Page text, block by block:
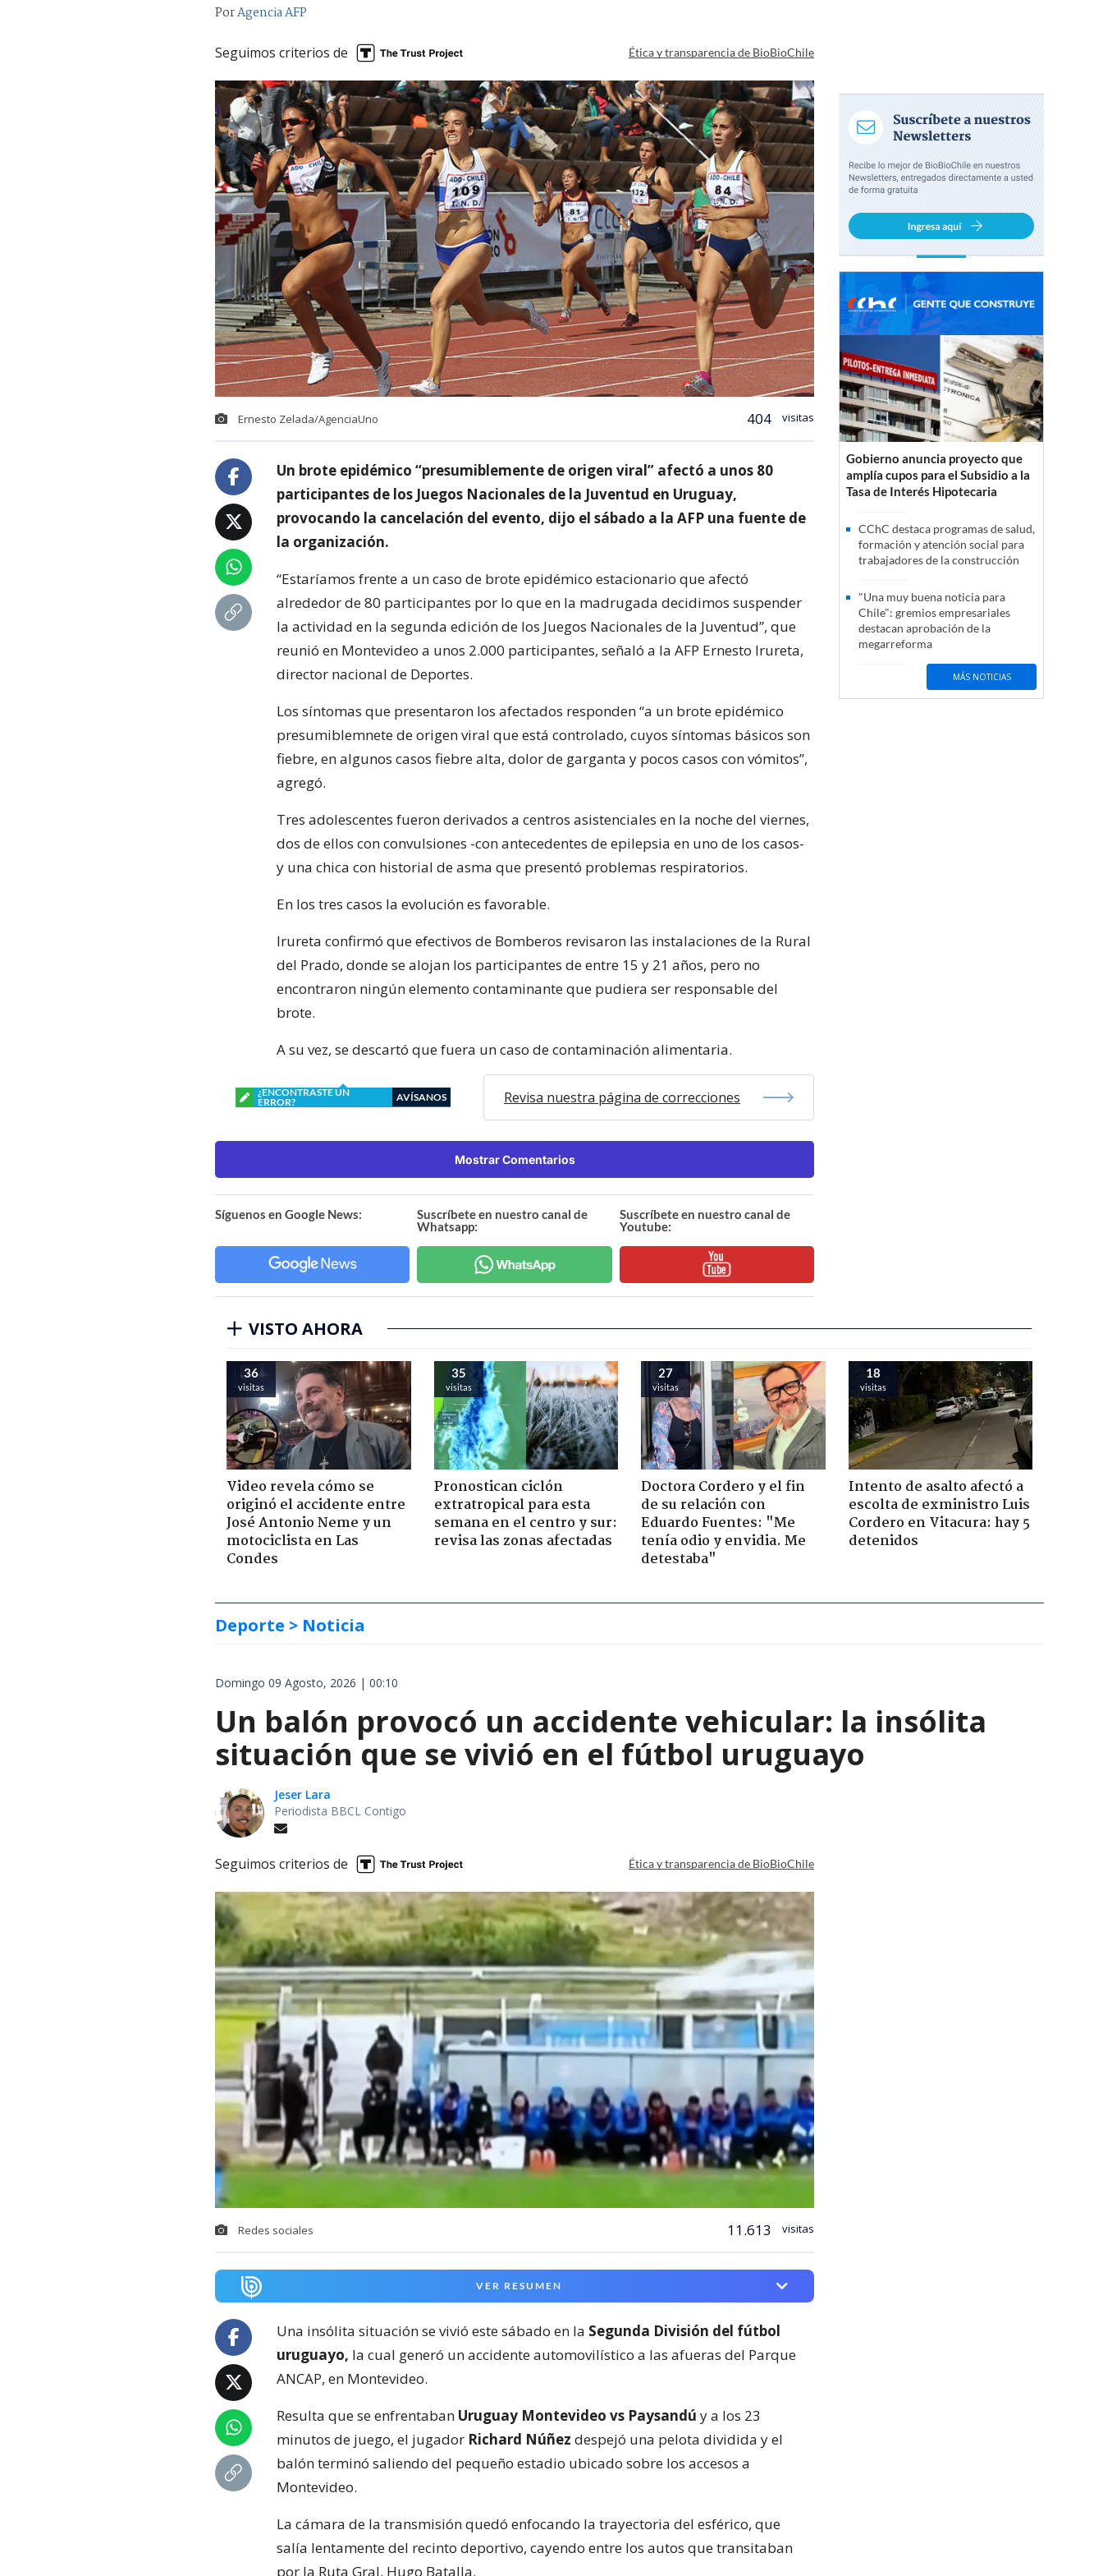
PorAgencia AFP
Seguimos criterios de Ética y transparencia de BioBioChile
Ernesto Zelada/AgenciaUno 404 visitas
Un brote epidémico “presumiblemente de origen viral” afectó a unos 80
participantes de los Juegos Nacionales de la Juventud en Uruguay,
provocando la cancelación del evento, dijo el sábado a la AFP una fuente de
la organización.
“Estaríamos frente a un caso de brote epidémico estacionario que afectó
alrededor de 80 participantes por lo que en la madrugada decidimos suspender
la actividad en la segunda edición de los Juegos Nacionales de la Juventud”, que
reunió en Montevideo a unos 2.000 participantes, señaló a la AFP Ernesto Irureta,
director nacional de Deportes.
Los síntomas que presentaron los afectados responden “a un brote epidémico
presumiblemnete de origen viral que está controlado, cuyos síntomas básicos son
fiebre, en algunos casos fiebre alta, dolor de garganta y pocos casos con vómitos”,
agregó.
Tres adolescentes fueron derivados a centros asistenciales en la noche del viernes,
dos de ellos con convulsiones -con antecedentes de epilepsia en uno de los casos-
y una chica con historial de asma que presentó problemas respiratorios.
En los tres casos la evolución es favorable.
Irureta confirmó que efectivos de Bomberos revisaron las instalaciones de la Rural
del Prado, donde se alojan los participantes de entre 15 y 21 años, pero no
encontraron ningún elemento contaminante que pudiera ser responsable del
brote.
A su vez, se descartó que fuera un caso de contaminación alimentaria.
¿ENCONTRASTE UN
ERROR?
AVÍSANOS Revisa nuestra página de correcciones
Mostrar Comentarios
Síguenos en Google News:
Suscríbete en nuestro canal de
Whatsapp:
Suscríbete en nuestro canal de
Youtube:
Gobierno anuncia proyecto que
amplía cupos para el Subsidio a la
Tasa de Interés Hipotecaria
CChC destaca programas de salud,
formación y atención social para
trabajadores de la construcción
"Una muy buena noticia para
Chile": gremios empresariales
destacan aprobación de la
megarreforma
MÁS NOTICIAS
VISTO AHORA
36
visitas
Video revela cómo se
originó el accidente entre
José Antonio Neme y un
motociclista en Las
Condes
35
visitas
Pronostican ciclón
extratropical para esta
semana en el centro y sur:
revisa las zonas afectadas
27
visitas
Doctora Cordero y el fin
de su relación con
Eduardo Fuentes: "Me
tenía odio y envidia. Me
detestaba"
18
visitas
Intento de asalto afectó a
escolta de exministro Luis
Cordero en Vitacura: hay 5
detenidos
Deporte > Noticia
Domingo 09 Agosto, 2026 | 00:10
Un balón provocó un accidente vehicular: la insólita
situación que se vivió en el fútbol uruguayo
Jeser Lara
Periodista BBCL Contigo
Seguimos criterios de Ética y transparencia de BioBioChile
Redes sociales 11.613 visitas
VER RESUMEN
Una insólita situación se vivió este sábado en la Segunda División del fútbol
uruguayo, la cual generó un accidente automovilístico a las afueras del Parque
ANCAP, en Montevideo.
Resulta que se enfrentaban Uruguay Montevideo vs Paysandú y a los 23
minutos de juego, el jugador Richard Núñez despejó una pelota dividida y el
balón terminó saliendo del pequeño estadio ubicado sobre los accesos a
Montevideo.
La cámara de la transmisión quedó enfocando la trayectoria del esférico, que
salía lentamente del recinto deportivo, cayendo entre los autos que transitaban
por la Ruta Gral. Hugo Batalla.